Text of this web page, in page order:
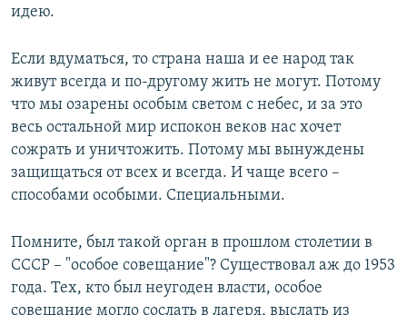
идею.
Если вдуматься, то страна наша и ее народ так
живут всегда и по-другому жить не могут. Потому
что мы озарены особым светом с небес, и за это
весь остальной мир испокон веков нас хочет
сожрать и уничтожить. Потому мы вынуждены
защищаться от всех и всегда. И чаще всего –
способами особыми. Специальными.
Помните, был такой орган в прошлом столетии в
СССР – "особое совещание"? Существовал аж до 1953
года. Тех, кто был неугоден власти, особое
совещание могло сослать в лагеря, выслать из